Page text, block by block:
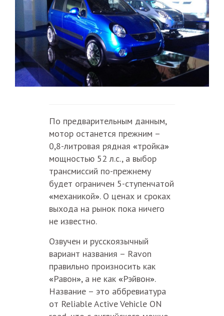
По предварительным данным,
мотор останется прежним –
0,8-литровая рядная «тройка»
мощностью 52 л.с., а выбор
трансмиссий по-прежнему
будет ограничен 5-ступенчатой
«механикой». О ценах и сроках
выхода на рынок пока ничего
не известно.
Озвучен и русскоязычный
вариант названия – Ravon
правильно произносить как
«Равон», а не как «Рэйвон».
Название – это аббревиатура
от Reliable Active Vehicle ON